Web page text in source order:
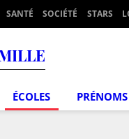
SANTÉ SOCIÉTÉ STARS
ÉCOLES PRÉNOMS